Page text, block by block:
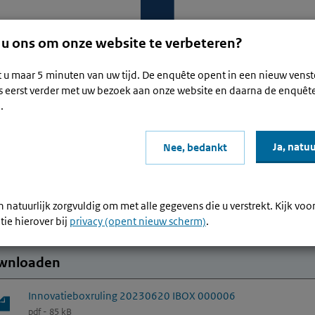
Waar
20230620 IBOX 000006
20230620
Innovatieboxruling 20230620 IBOX 000006
pdf - 85 kB
ons om onze website te verbeteren?
u maar 5 minuten van uw tijd. De enquête opent in een nieuw
eerst verder met uw bezoek aan onze website en daarna de
Ja,
Nee, bedankt
natuurlijk zorgvuldig om met alle gegevens die u verstrekt. Kijk
hierover bij privacy (opent nieuw scherm).